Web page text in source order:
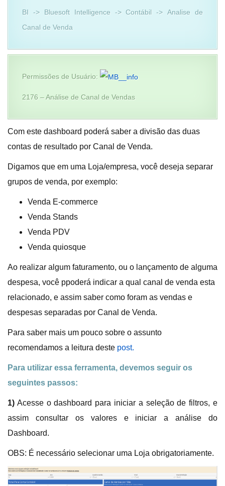
BI -> Bluesoft Intelligence -> Contábil -> Analise de
Canal de Venda
Permissões de Usuário:
2176 – Análise de Canal de Vendas
Com este dashboard poderá saber a divisão das duas
contas de resultado por Canal de Venda.
Digamos que em uma Loja/empresa, você deseja separar
grupos de venda, por exemplo:
Venda E-commerce
Venda Stands
Venda PDV
Venda quiosque
Ao realizar algum faturamento, ou o lançamento de alguma
despesa, você ppoderá indicar a qual canal de venda esta
relacionado, e assim saber como foram as vendas e
despesas separadas por Canal de Venda.
Para saber mais um pouco sobre o assunto
recomendamos a leitura deste post.
Para utilizar essa ferramenta, devemos seguir os
seguintes passos:
1) Acesse o dashboard para iniciar a seleção de filtros, e
assim consultar os valores e iniciar a análise do
Dashboard.
OBS: É necessário selecionar uma Loja obrigatoriamente.